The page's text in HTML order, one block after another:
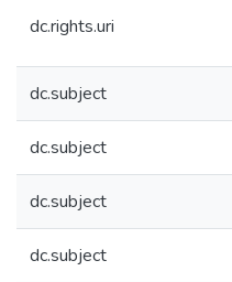
dc.rights.uri
dc.subject
dc.subject
dc.subject
dc.subject